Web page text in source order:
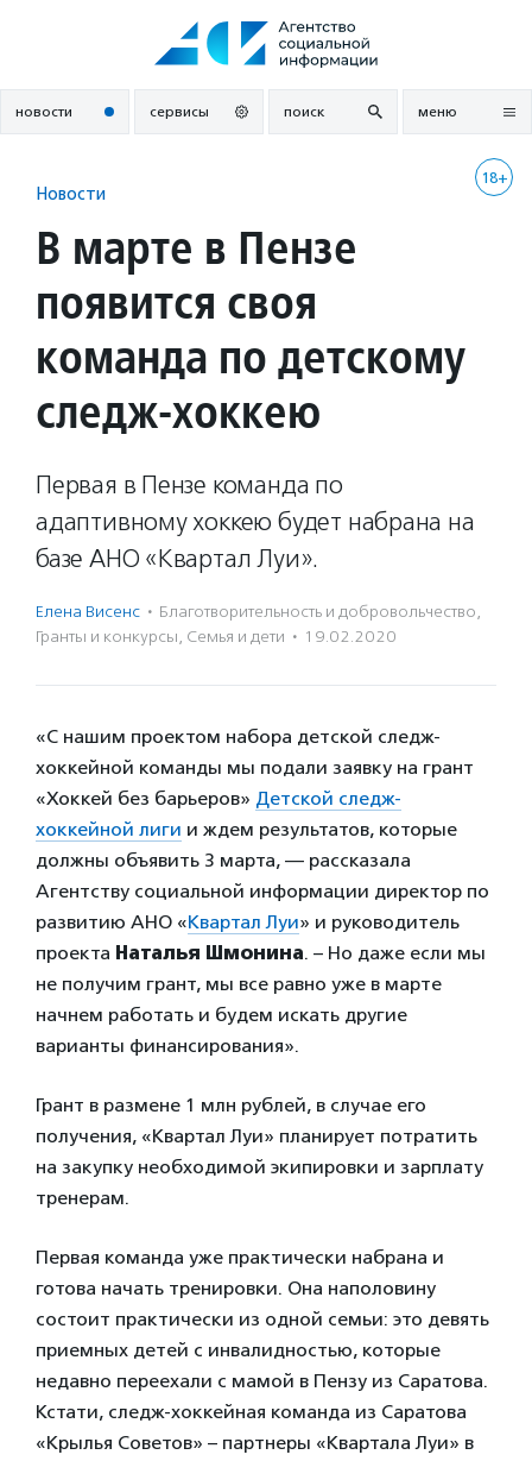
новости сервисы поиск меню
18+
Новости
В марте в Пензе
появится своя
команда по детскому
следж-хоккею
Первая в Пензе команда по
адаптивному хоккею будет набрана на
базе АНО «Квартал Луи».
Елена Висенс · Благотвори­тель­ность и доброволь­чест­во,
Гранты и конкурсы, Семья и дети · 19.02.2020
«С нашим проектом набора детской следж-
хоккейной команды мы подали заявку на грант
«Хоккей без барьеров» Детской следж-
хоккейной лиги и ждем результатов, которые
должны объявить 3 марта, — рассказала
Агентству социальной информации директор по
развитию АНО «Квартал Луи» и руководитель
проекта Наталья Шмонина. – Но даже если мы
не получим грант, мы все равно уже в марте
начнем работать и будем искать другие
варианты финансирования».
Грант в размене 1 млн рублей, в случае его
получения, «Квартал Луи» планирует потратить
на закупку необходимой экипировки и зарплату
тренерам.
Первая команда уже практически набрана и
готова начать тренировки. Она наполовину
состоит практически из одной семьи: это девять
приемных детей с инвалидностью, которые
недавно переехали с мамой в Пензу из Саратова.
Кстати, следж-хоккейная команда из Саратова
«Крылья Советов» – партнеры «Квартала Луи» в